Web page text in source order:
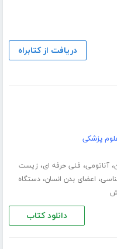
دریافت از کتابراه
پزشکی
،آناتومی، فنی حرفه ای، زیست
، اعضای بدن انسان،دستگاه
دانلود کتاب